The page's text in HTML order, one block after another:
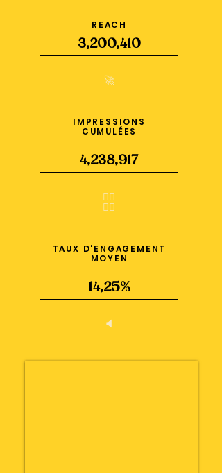
REACH
3,200,410
🚀
IMPRESSIONS
CUMULÉES
4,238,917
🧍‍♂️
🧍‍♀️
TAUX D'ENGAGEMENT
MOYEN
14,25%
🔈